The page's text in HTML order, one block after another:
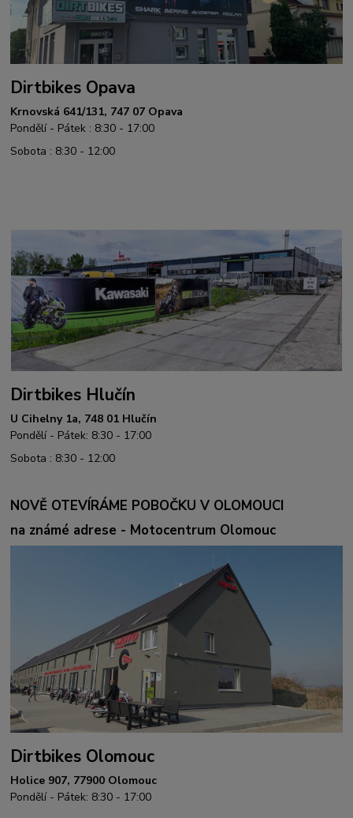
Dirtbikes Opava
Krnovská 641/131, 747 07 Opava
Pondělí - Pátek : 8:30 - 17:00
Sobota : 8:30 - 12:00
Dirtbikes Hlučín
U Cihelny 1a, 748 01 Hlučín
Pondělí - Pátek: 8:30 - 17:00
Sobota : 8:30 - 12:00
NOVĚ OTEVÍRÁME POBOČKU V OLOMOUCI
na známé adrese - Motocentrum Olomouc
Dirtbikes Olomouc
Holice 907, 77900 Olomouc
Pondělí - Pátek: 8:30 - 17:00